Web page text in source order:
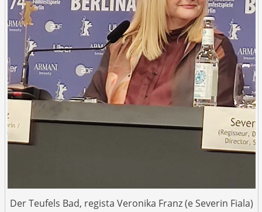
Der Teufels Bad, regista Veronika Franz (e Severin Fiala)